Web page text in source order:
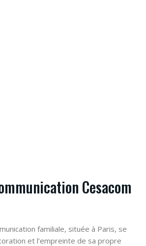
Cesacom
familiale, située à Paris, se
et l’empreinte de sa propre